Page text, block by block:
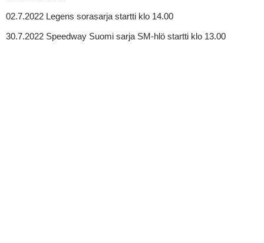
02.7.2022 Legens sorasarja startti klo 14.00
30.7.2022 Speedway Suomi sarja SM-hlö startti klo 13.00